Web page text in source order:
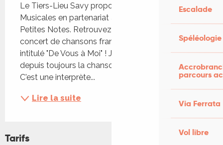
Escalade
Spéléologie
parcours
Via Ferrata
Vol libre
Le Tiers-Lieu Savy propose Les Curieuses
Musicales en partenariat avec l'association Les
Petites Notes. Retrouvez Joce Ballerat pour un
concert de chansons françaises tout en douceur
intitulé "De Vous à Moi" ! Joce Ballerat chante
depuis toujours la chanson française intimiste.
C'est une interprète...
Lire la suite
Tarifs